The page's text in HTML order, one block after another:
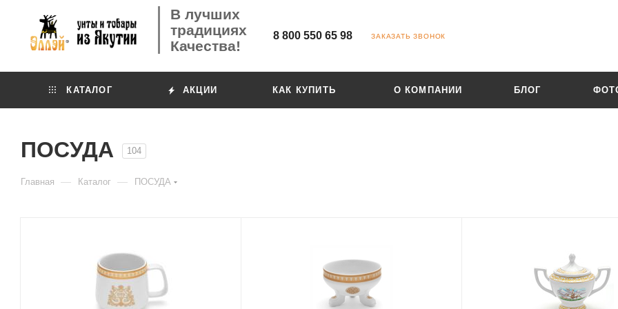
В лучших
традициях
Качества!
8 800 550 65 98 ЗАКАЗАТЬ ЗВОНОК
КАТАЛОГ АКЦИИ КАК КУПИТЬ О КОМПАНИИ БЛОГ
ПОСУДА 104
Главная — Каталог — ПОСУДА